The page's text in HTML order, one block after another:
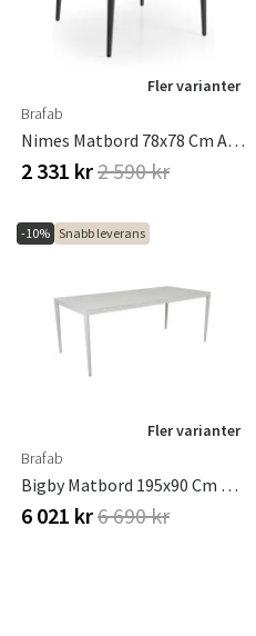
Danmark
Suomi
Fler varianter
Brafab
Nimes Matbord 78x78 Cm Antracit
2 331 kr2 590 kr
-10% Snabb leverans
Fler varianter
Brafab
Bigby Matbord 195x90 Cm Ljusgrå
6 021 kr6 690 kr